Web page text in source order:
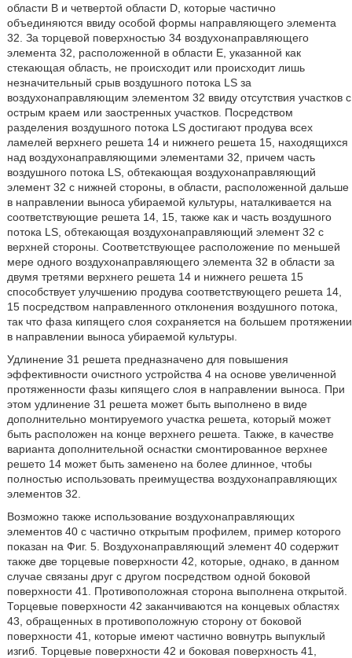
области В и четвертой области D, которые частично
объединяются ввиду особой формы направляющего элемента
32. За торцевой поверхностью 34 воздухонаправляющего
элемента 32, расположенной в области Е, указанной как
стекающая область, не происходит или происходит лишь
незначительный срыв воздушного потока LS за
воздухонаправляющим элементом 32 ввиду отсутствия участков с
острым краем или заостренных участков. Посредством
разделения воздушного потока LS достигают продува всех
ламелей верхнего решета 14 и нижнего решета 15, находящихся
над воздухонаправляющими элементами 32, причем часть
воздушного потока LS, обтекающая воздухонаправляющий
элемент 32 с нижней стороны, в области, расположенной дальше
в направлении выноса убираемой культуры, наталкивается на
соответствующие решета 14, 15, также как и часть воздушного
потока LS, обтекающая воздухонаправляющий элемент 32 с
верхней стороны. Соответствующее расположение по меньшей
мере одного воздухонаправляющего элемента 32 в области за
двумя третями верхнего решета 14 и нижнего решета 15
способствует улучшению продува соответствующего решета 14,
15 посредством направленного отклонения воздушного потока,
так что фаза кипящего слоя сохраняется на большем протяжении
в направлении выноса убираемой культуры.
Удлинение 31 решета предназначено для повышения
эффективности очистного устройства 4 на основе увеличенной
протяженности фазы кипящего слоя в направлении выноса. При
этом удлинение 31 решета может быть выполнено в виде
дополнительно монтируемого участка решета, который может
быть расположен на конце верхнего решета. Также, в качестве
варианта дополнительной оснастки смонтированное верхнее
решето 14 может быть заменено на более длинное, чтобы
полностью использовать преимущества воздухонаправляющих
элементов 32.
Возможно также использование воздухонаправляющих
элементов 40 с частично открытым профилем, пример которого
показан на Фиг. 5. Воздухонаправляющий элемент 40 содержит
также две торцевые поверхности 42, которые, однако, в данном
случае связаны друг с другом посредством одной боковой
поверхности 41. Противоположная сторона выполнена открытой.
Торцевые поверхности 42 заканчиваются на концевых областях
43, обращенных в противоположную сторону от боковой
поверхности 41, которые имеют частично вовнутрь выпуклый
изгиб. Торцевые поверхности 42 и боковая поверхность 41,